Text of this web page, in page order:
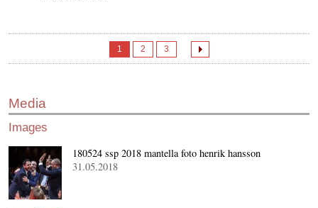
1 2 3
Media
Images
180524 ssp 2018 mantella foto henrik hansson
31.05.2018